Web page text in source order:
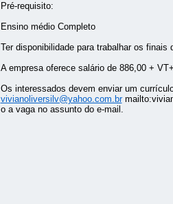
Pré-requisito:
Ensino médio Completo
Ter disponibilidade para trabalhar os finais
A empresa oferece salário de 886,00 +
Os interessados devem enviar um
vivianoliversilv@yahoo.com.br
o a vaga no assunto do e-mail.